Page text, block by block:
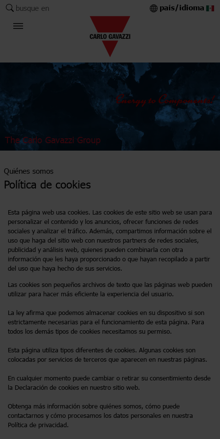
busque en país/idioma
The Carlo Gavazzi Group
Quiénes somos
Política de cookies
Esta página web usa cookies. Las cookies de este sitio web se usan para
personalizar el contenido y los anuncios, ofrecer funciones de redes
sociales y analizar el tráfico. Además, compartimos información sobre el
uso que haga del sitio web con nuestros partners de redes sociales,
publicidad y análisis web, quienes pueden combinarla con otra
información que les haya proporcionado o que hayan recopilado a partir
del uso que haya hecho de sus servicios.
Las cookies son pequeños archivos de texto que las páginas web pueden
utilizar para hacer más eficiente la experiencia del usuario.
La ley afirma que podemos almacenar cookies en su dispositivo si son
estrictamente necesarias para el funcionamiento de esta página. Para
todos los demás tipos de cookies necesitamos su permiso.
Esta página utiliza tipos diferentes de cookies. Algunas cookies son
colocadas por servicios de terceros que aparecen en nuestras páginas.
En cualquier momento puede cambiar o retirar su consentimiento desde
la Declaración de cookies en nuestro sitio web.
Obtenga más información sobre quiénes somos, cómo puede
contactarnos y cómo procesamos los datos personales en nuestra
Política de privacidad.